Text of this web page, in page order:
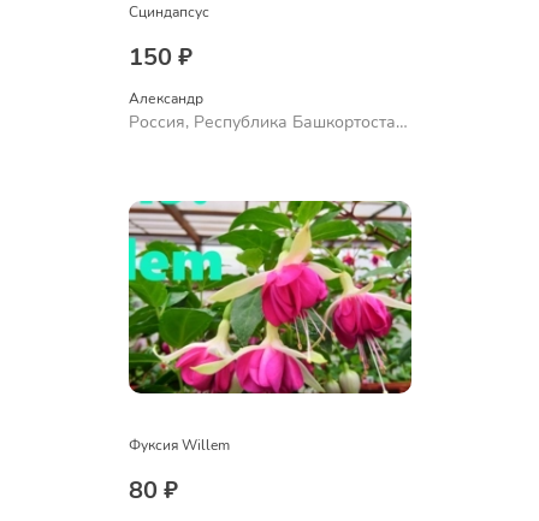
Сциндапсус
150 ₽
Александр
Россия, Республика Башкортостан,
Фуксия Willem
80 ₽